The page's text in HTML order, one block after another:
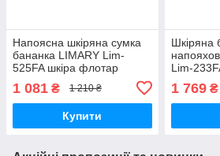
Напоясна шкіряна сумка
бананка LIMARY Lim-
525FA шкіра флотар
1 081 ₴ 1 210 ₴
Купити
Шкіряна
Lim-
1 769₴